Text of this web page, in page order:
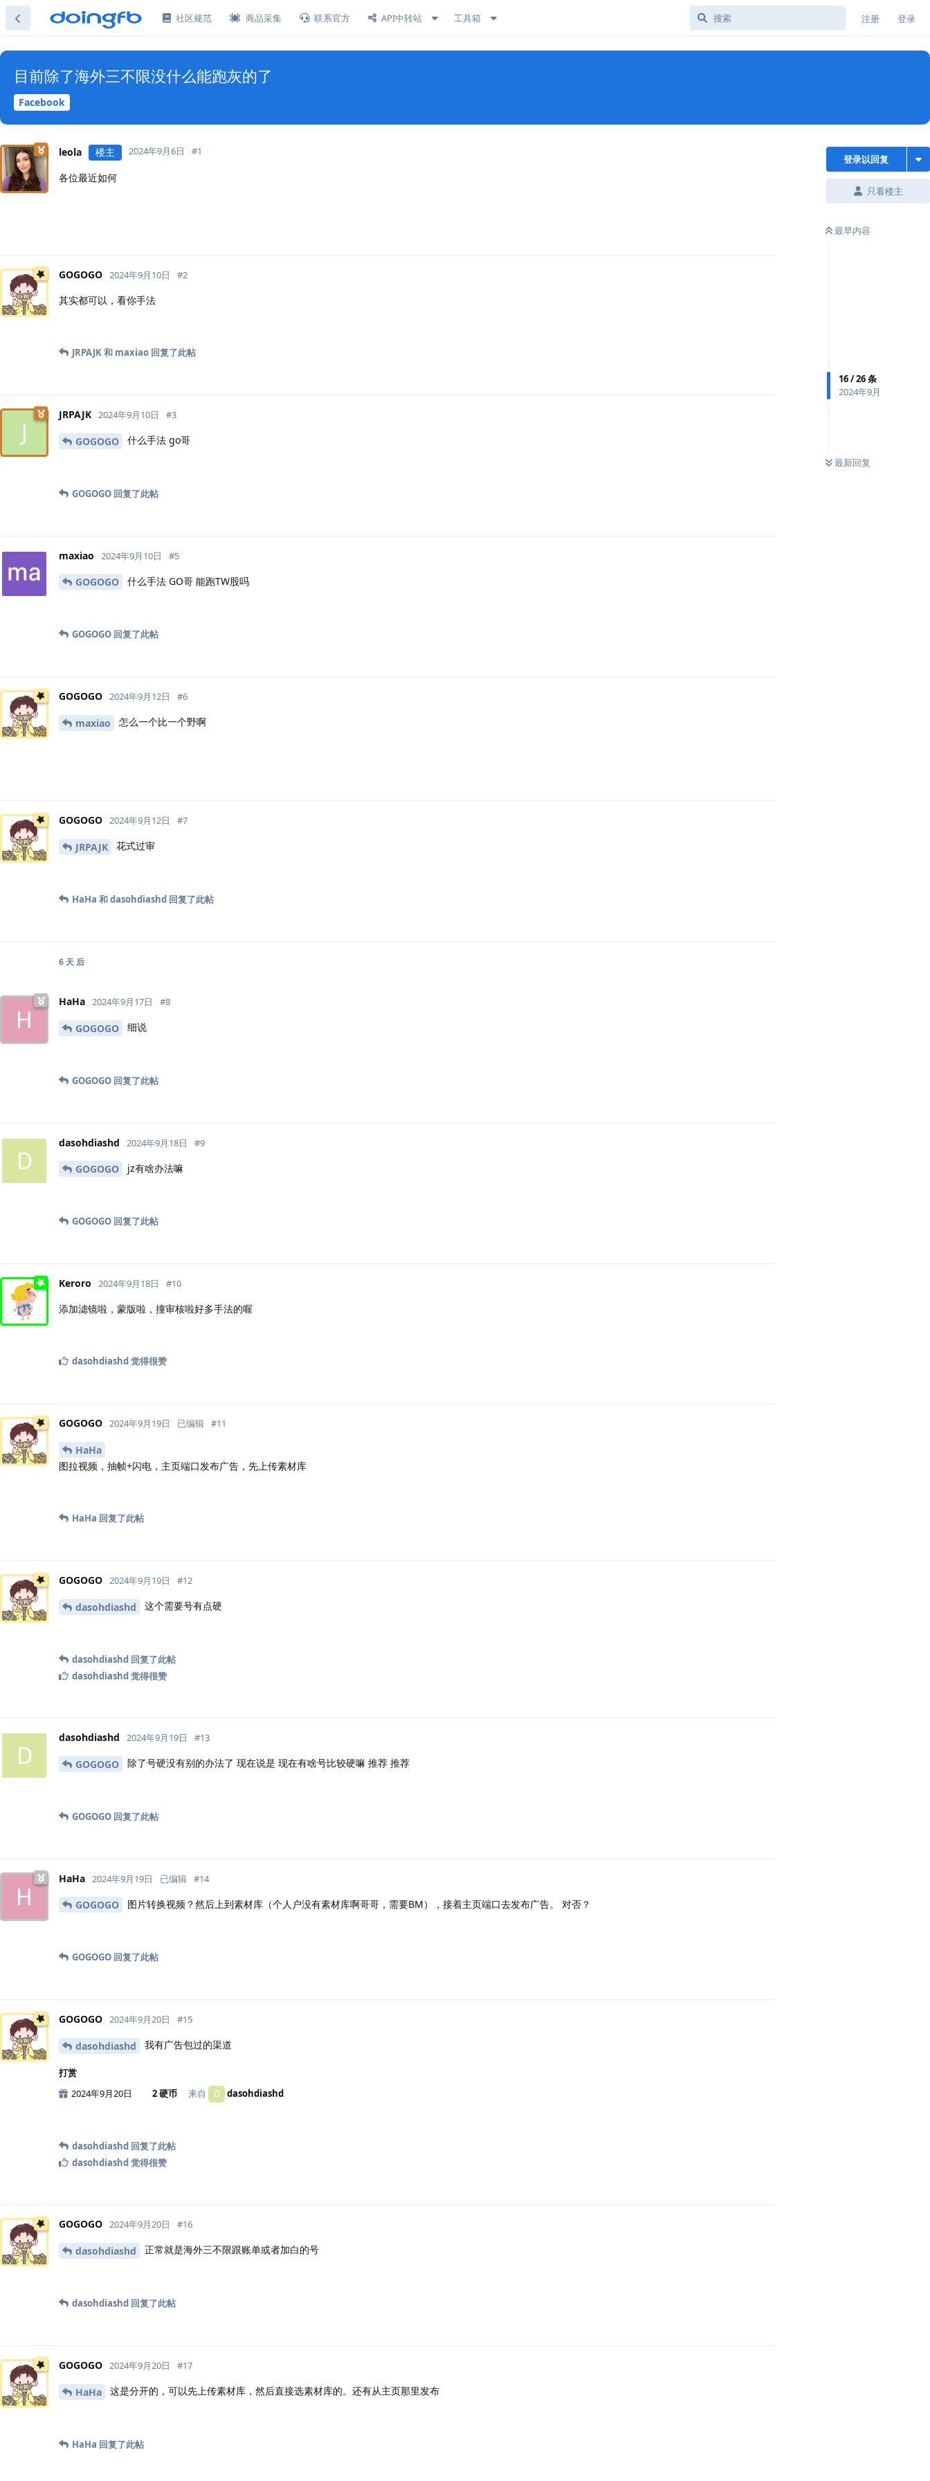
社区规范 商品采集 联系官方 API中转站 工具箱 注册 登录
Facebook
目前除了海外三不限没什么能跑灰的了
登录以回复
只看楼主
最早内容
16/26条
2024年9月
最新回复
leola 楼主 2024年9月6日 #1
各位最近如何
GOGOGO 2024年9月10日 #2
其实都可以，看你手法
JRPAJK和 maxiao 回复了此帖
J
JRPAJK 2024年9月10日 #3
GOGOGO 什么手法 go哥
GOGOGO 回复了此帖
maxiao 2024年9月10日 #5
GOGOGO 什么手法 GO哥 能跑TW股吗
GOGOGO 回复了此帖
GOGOGO 2024年9月12日 #6
maxiao 怎么一个比一个野啊
GOGOGO 2024年9月12日 #7
JRPAJK 花式过审
HaHa 和dasohdiashd 回复了此帖
6 天 后
H
HaHa 2024年9月17日 #8
GOGOGO 细说
GOGOGO 回复了此帖
D
dasohdiashd 2024年9月18日 #9
GOGOGO jz有啥办法嘛
GOGOGO 回复了此帖
Keroro 2024年9月18日 #10
添加滤镜啦，蒙版啦，撞审核啦好多手法的喔
dasohdiashd觉得很赞
GOGOGO 2024年9月19日 已编辑 #11
HaHa
图拉视频，抽帧+闪电，主页端口发布广告，先上传素材库
HaHa 回复了此帖
GOGOGO 2024年9月19日 #12
dasohdiashd 这个需要号有点硬
dasohdiashd 回复了此帖
dasohdiashd觉得很赞
D
dasohdiashd 2024年9月19日 #13
GOGOGO 除了号硬没有别的办法了 现在说是 现在有啥号比较硬嘛 推荐 推荐
GOGOGO 回复了此帖
H
HaHa 2024年9月19日 已编辑 #14
GOGOGO 图片转换视频？然后上到素材库（个人户没有素材库啊哥哥，需要BM），接着主页端口去发布广告。 对否？
GOGOGO 回复了此帖
GOGOGO 2024年9月20日 #15
dasohdiashd 我有广告包过的渠道
打赏
2024年9月20日
2 硬币 来自 D dasohdiashd
dasohdiashd 回复了此帖
dasohdiashd觉得很赞
GOGOGO 2024年9月20日 #16
dasohdiashd 正常就是海外三不限跟账单或者加白的号
dasohdiashd 回复了此帖
GOGOGO 2024年9月20日 #17
HaHa 这是分开的，可以先上传素材库，然后直接选素材库的。还有从主页那里发布
HaHa 回复了此帖